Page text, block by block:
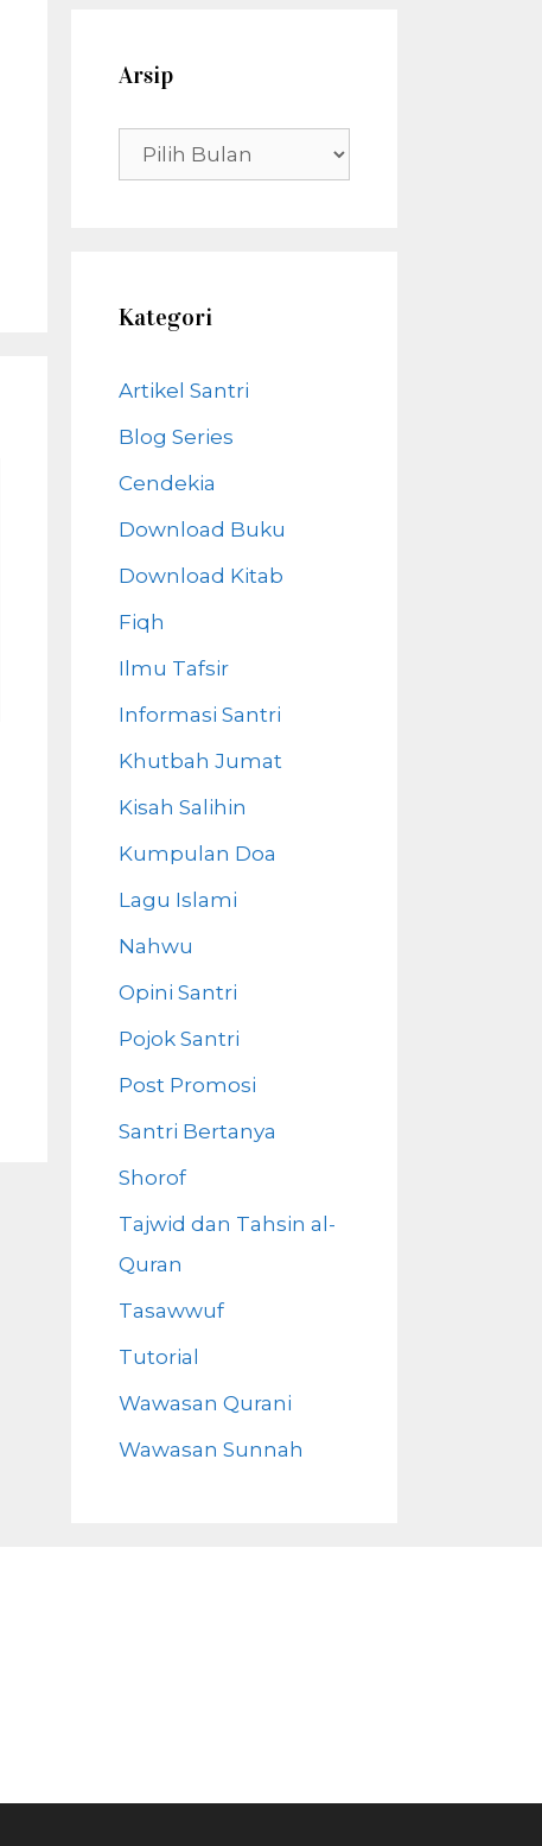
Arsip
Arsip
Kategori
Artikel Santri
Blog Series
Cendekia
Download Buku
Download Kitab
Fiqh
Ilmu Tafsir
Informasi Santri
Khutbah Jumat
Kisah Salihin
Kumpulan Doa
Lagu Islami
Nahwu
Opini Santri
Pojok Santri
Post Promosi
Santri Bertanya
Shorof
Tajwid dan Tahsin al-
Quran
Tasawwuf
Tutorial
Wawasan Qurani
Wawasan Sunnah